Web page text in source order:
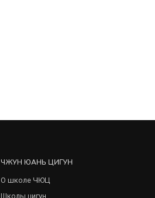
ЧЖУН ЮАНЬ ЦИГУН
О школе ЧЮЦ
Школы цигун